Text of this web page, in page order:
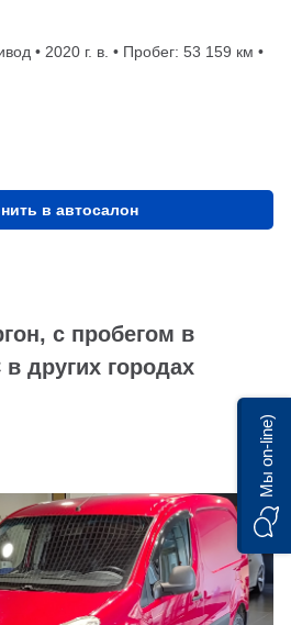
• 2020 г. в. • Пробег: 53 159 км •
в автосалон
с пробегом в
других городах
Мы on-line)